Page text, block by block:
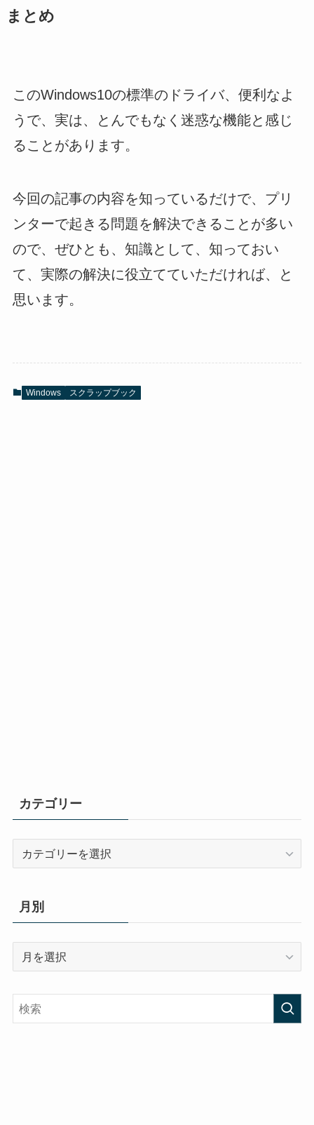
まとめ
このWindows10の標準のドライバ、便利なよ
うで、実は、とんでもなく迷惑な機能と感じ
ることがあります。
今回の記事の内容を知っているだけで、プリ
ンターで起きる問題を解決できることが多い
ので、ぜひとも、知識として、知っておい
て、実際の解決に役立てていただければ、と
思います。
Windows スクラップブック
カテゴリー
リ
ー
月別